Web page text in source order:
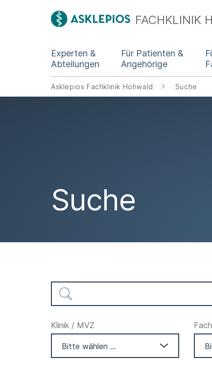
FACHKLINIK
Experten &
Abteilungen
Für Patienten &
Angehörige
Asklepios Fachklinik Hohwald Suche
Suche
Klinik / MVZ